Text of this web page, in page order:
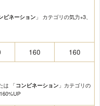
ビネーション 」 カテゴリの気力+3、
160 160
は 「コンビネーション 」カテゴリの